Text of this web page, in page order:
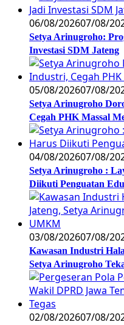
06/08/202607/08/
Setya Arinugroho:
Investasi SDM Jateng
05/08/202607/08/
Setya Arinugroho
Cegah PHK Massal
04/08/202607/08/
Setya Arinugroho :
Diikuti Penguatan
03/08/202607/08/
Kawasan Industri
Setya Arinugroho
02/08/202607/08/